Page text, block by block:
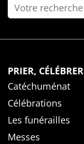
PRIER, CÉLÉBRER
Catéchuménat
Célébrations
Les funérailles
Messes